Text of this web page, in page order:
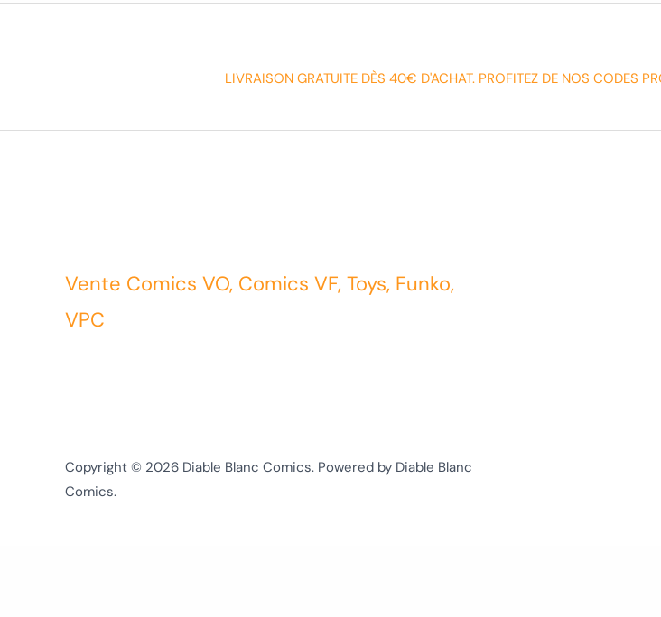
LIVRAISON GRATUITE DÈS 40€ D'ACHAT. PROFITEZ DE NOS CODES
Vente Comics VO, Comics VF, Toys, Funko,
VPC
Copyright © 2026 Diable Blanc Comics. Powered by Diable Blanc
Comics.